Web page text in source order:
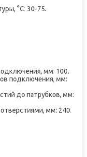
°С: 30-75.
мм: 100.
подключения, мм:
до патрубков, мм:
мм: 240.